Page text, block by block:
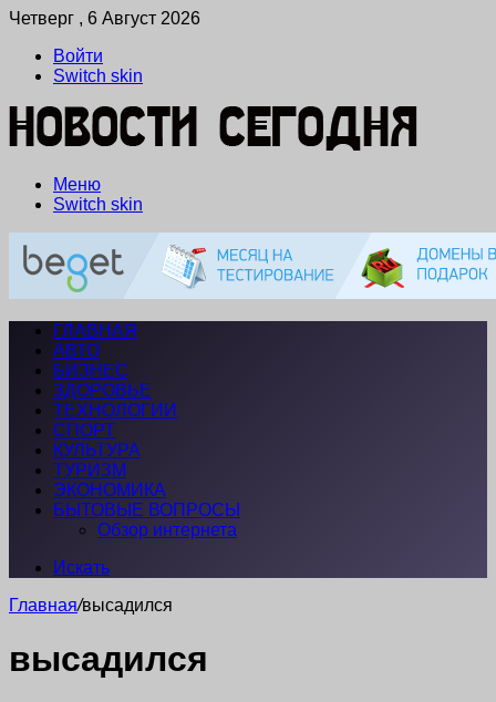
Четверг , 6 Август 2026
Войти
Switch skin
Меню
Switch skin
ГЛАВНАЯ
АВТО
БИЗНЕС
ЗДОРОВЬЕ
ТЕХНОЛОГИИ
СПОРТ
КУЛЬТУРА
ТУРИЗМ
ЭКОНОМИКА
БЫТОВЫЕ ВОПРОСЫ
Обзор интернета
Искать
Главная/высадился
высадился